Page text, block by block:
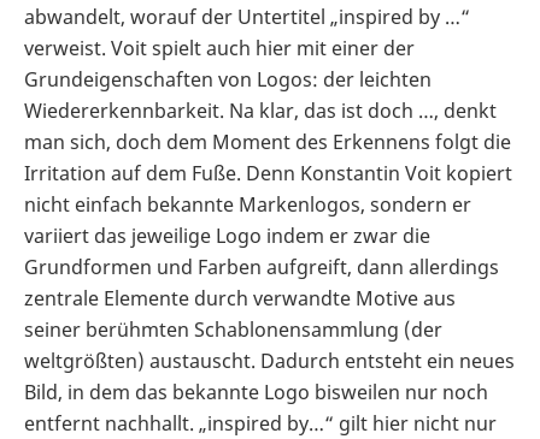
abwandelt, worauf der Untertitel „inspired by …“
verweist. Voit spielt auch hier mit einer der
Grundeigenschaften von Logos: der leichten
Wiedererkennbarkeit. Na klar, das ist doch …, denkt
man sich, doch dem Moment des Erkennens folgt die
Irritation auf dem Fuße. Denn Konstantin Voit kopiert
nicht einfach bekannte Markenlogos, sondern er
variiert das jeweilige Logo indem er zwar die
Grundformen und Farben aufgreift, dann allerdings
zentrale Elemente durch verwandte Motive aus
seiner berühmten Schablonensammlung (der
weltgrößten) austauscht. Dadurch entsteht ein neues
Bild, in dem das bekannte Logo bisweilen nur noch
entfernt nachhallt. „inspired by…“ gilt hier nicht nur